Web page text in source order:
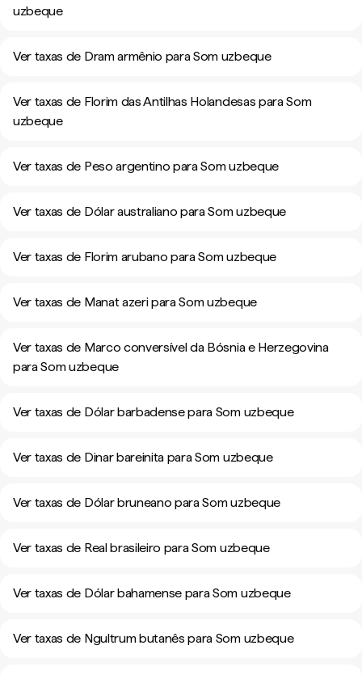
uzbeque
Ver taxas de Dram armênio para Som uzbeque
Ver taxas de Florim das Antilhas Holandesas para Som
uzbeque
Ver taxas de Peso argentino para Som uzbeque
Ver taxas de Dólar australiano para Som uzbeque
Ver taxas de Florim arubano para Som uzbeque
Ver taxas de Manat azeri para Som uzbeque
Ver taxas de Marco conversível da Bósnia e Herzegovina
para Som uzbeque
Ver taxas de Dólar barbadense para Som uzbeque
Ver taxas de Dinar bareinita para Som uzbeque
Ver taxas de Dólar bruneano para Som uzbeque
Ver taxas de Real brasileiro para Som uzbeque
Ver taxas de Dólar bahamense para Som uzbeque
Ver taxas de Ngultrum butanês para Som uzbeque